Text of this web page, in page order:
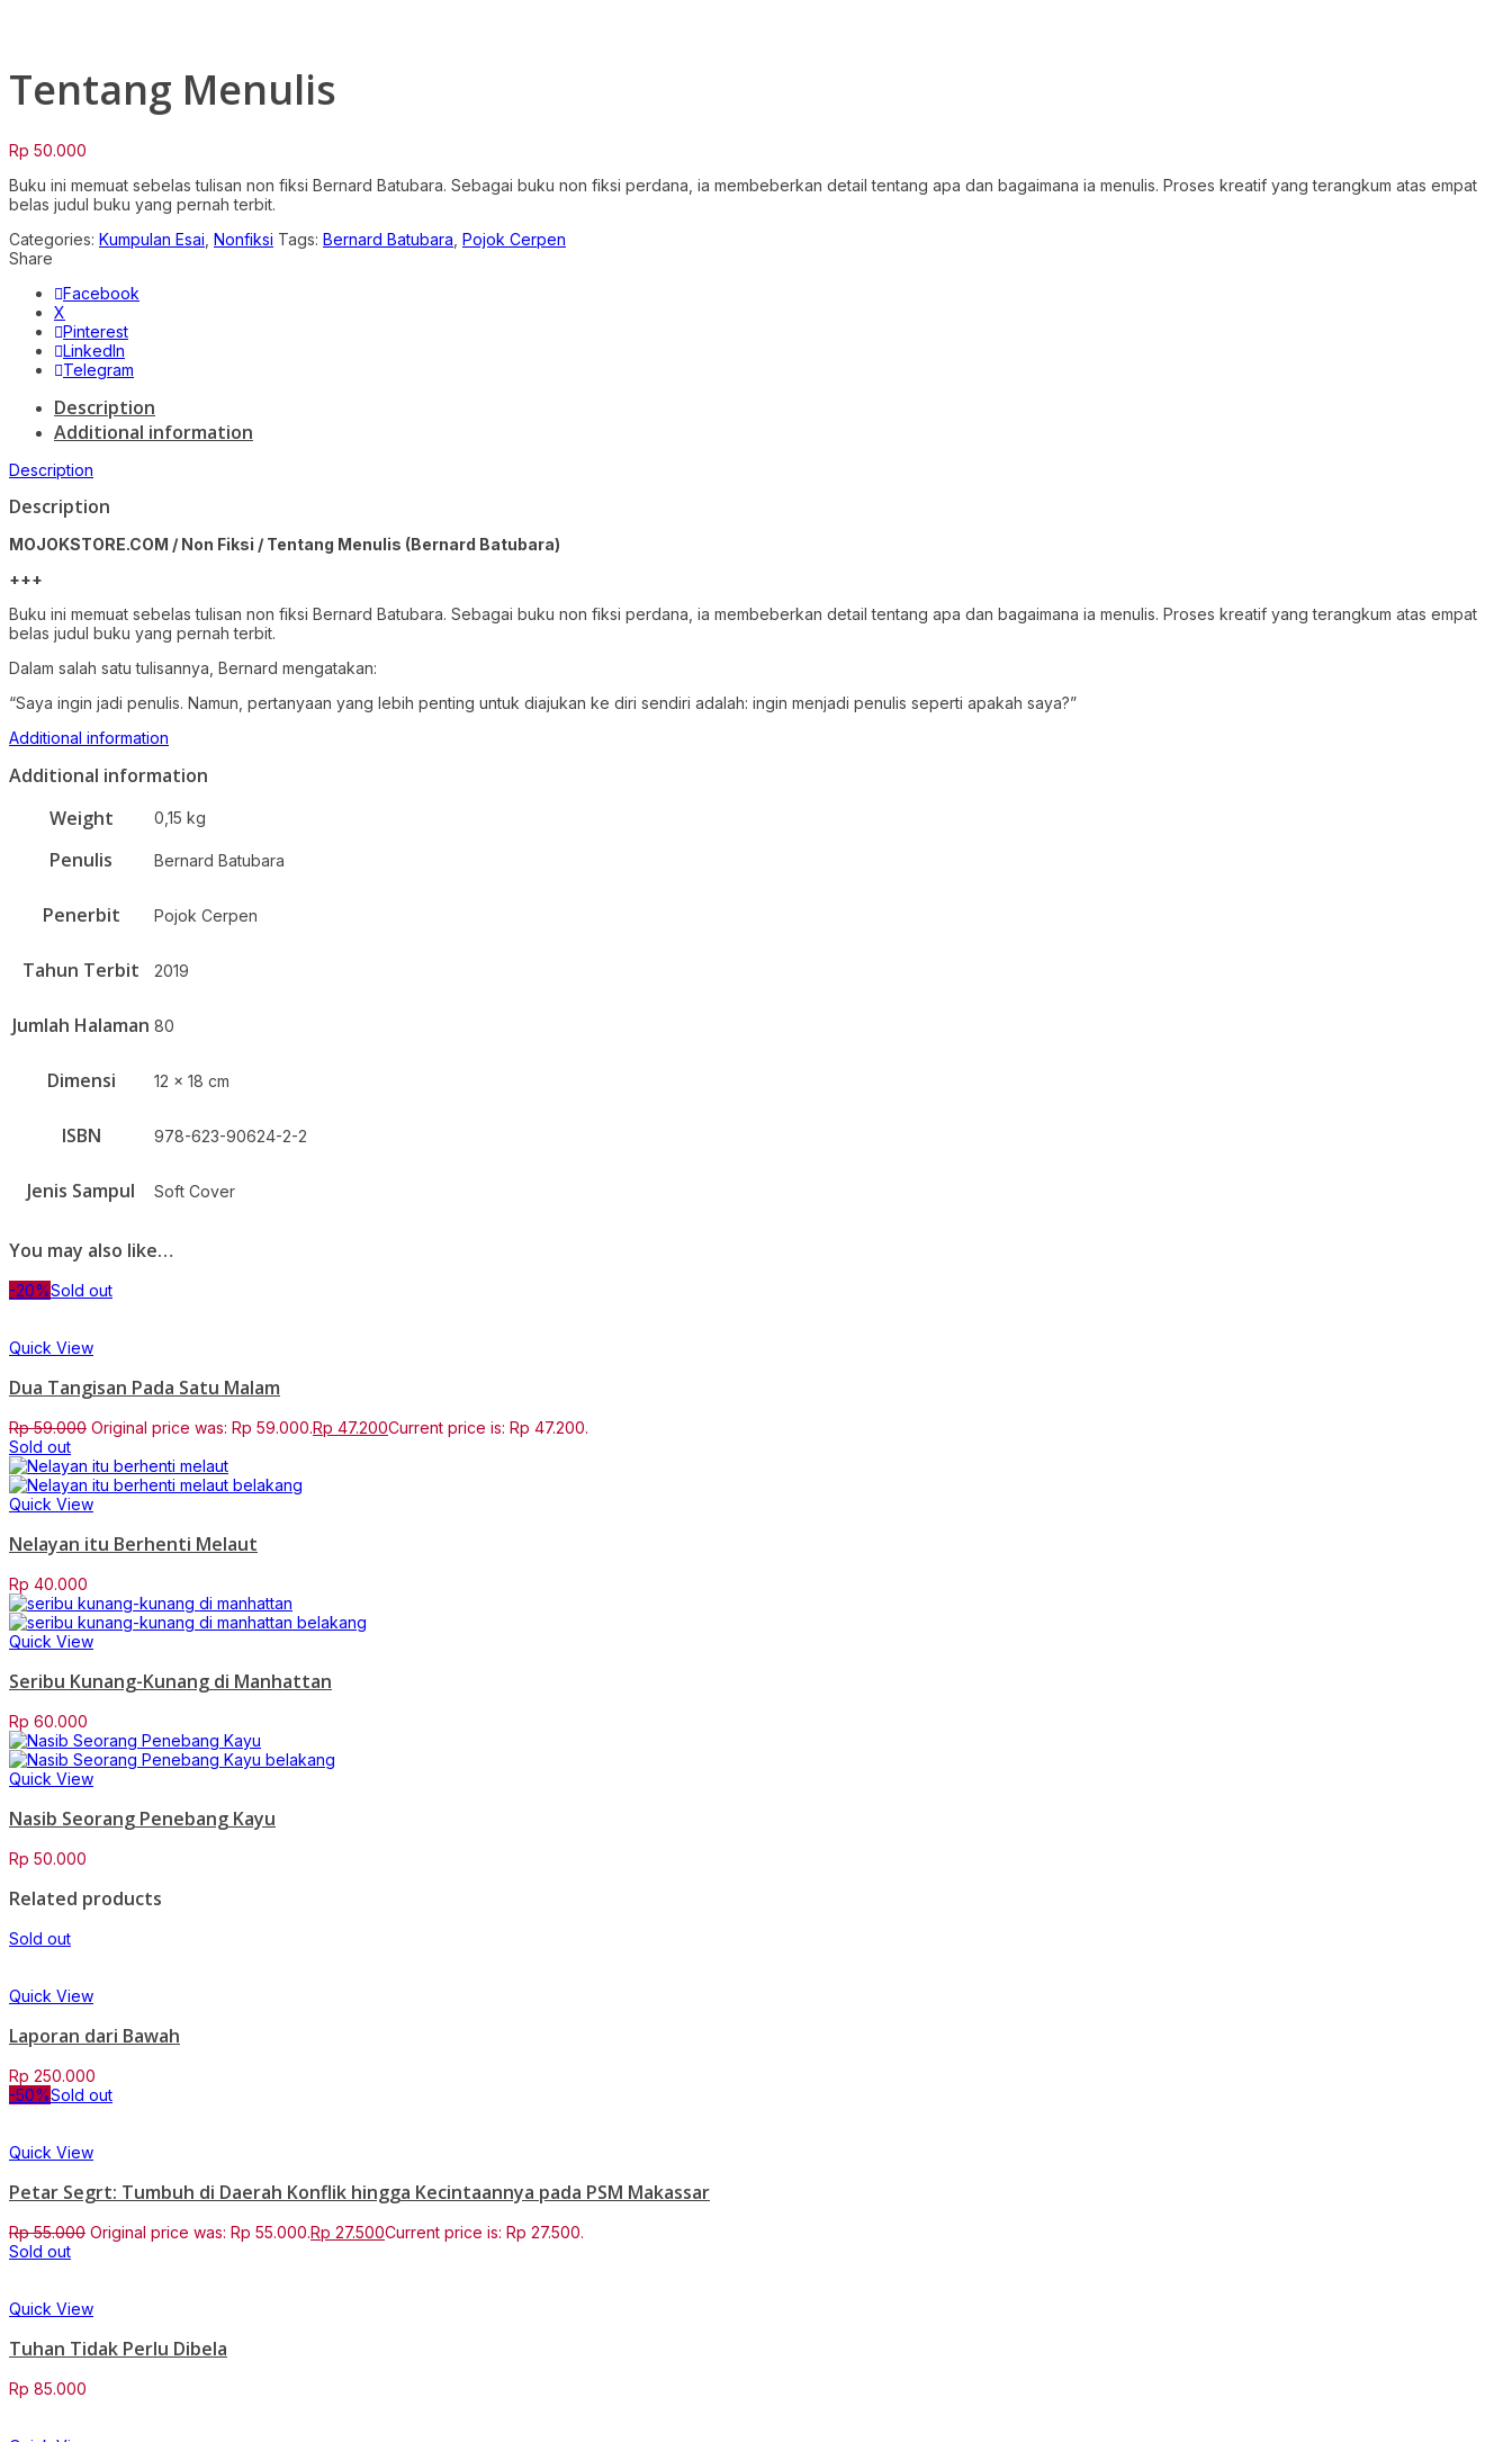
Tentang Menulis
Rp 50.000
Buku ini memuat sebelas tulisan non fiksi Bernard Batubara. Sebagai buku non fiksi perdana, ia membeberkan detail tentang apa dan bagaimana ia menulis. Proses kreatif yang terangkum atas empat
belas judul buku yang pernah terbit.
Categories: Kumpulan Esai Nonfiksi Tags: Bernard Batubara Pojok Cerpen
Share
Facebook
X
Pinterest
LinkedIn
Telegram
Description
Additional information
Description
Description
MOJOKSTORE.COM / Non Fiksi / Tentang Menulis (Bernard Batubara)
+++
Buku ini memuat sebelas tulisan non fiksi Bernard Batubara. Sebagai buku non fiksi perdana, ia membeberkan detail tentang apa dan bagaimana ia menulis. Proses kreatif yang terangkum atas empat
belas judul buku yang pernah terbit.
Dalam salah satu tulisannya, Bernard mengatakan:
“Saya ingin jadi penulis. Namun, pertanyaan yang lebih penting untuk diajukan ke diri sendiri adalah: ingin menjadi penulis seperti apakah saya?”
Additional information
Additional information
Weight
0,15 kg
Penulis Bernard Batubara
Penerbit Pojok Cerpen
Tahun Terbit 2019
Jumlah Halaman 80
Dimensi 12 x 18 cm
ISBN 978-623-90624-2-2
Jenis Sampul Soft Cover
You may also like…
-20%Sold out
Quick View
Dua Tangisan Pada Satu Malam
Rp59.000 Original price was: Rp 59.000.Rp 47.200Current price is: Rp 47.200.
Sold out
Quick View
Nelayan itu Berhenti Melaut
Rp 40.000
Quick View
Seribu Kunang-Kunang di Manhattan
Rp 60.000
Quick View
Nasib Seorang Penebang Kayu
Rp 50.000
Related products
Sold out
Quick View
Laporan dari Bawah
Rp 250.000
-50%Sold out
Quick View
Petar Segrt: Tumbuh di Daerah Konflik hingga Kecintaannya pada PSM Makassar
Rp55.000 Original price was: Rp 55.000.Rp 27.500Current price is: Rp 27.500.
Sold out
Quick View
Tuhan Tidak Perlu Dibela
Rp 85.000